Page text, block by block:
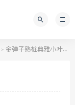
> 金弹子熟桩典雅小叶挂果金弹子